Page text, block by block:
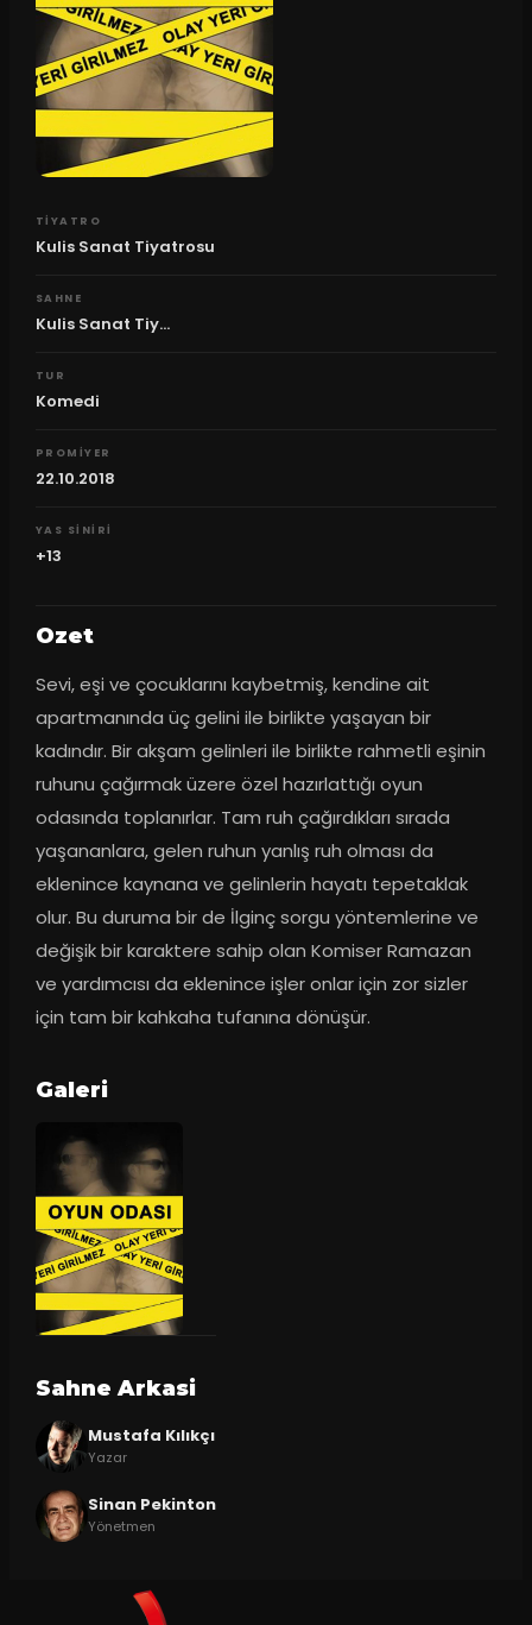
TIYATRO
Kulis Sanat Tiyatrosu
SAHNE
Kulis Sanat Tiy...
TUR
Komedi
PROMIYER
22.10.2018
YAS SINIRI
+13
Ozet
Sevi, eşi ve çocuklarını kaybetmiş, kendine ait
apartmanında üç gelini ile birlikte yaşayan bir
kadındır. Bir akşam gelinleri ile birlikte rahmetli eşinin
ruhunu çağırmak üzere özel hazırlattığı oyun
odasında toplanırlar. Tam ruh çağırdıkları sırada
yaşananlara, gelen ruhun yanlış ruh olması da
eklenince kaynana ve gelinlerin hayatı tepetaklak
olur. Bu duruma bir de İlginç sorgu yöntemlerine ve
değişik bir karaktere sahip olan Komiser Ramazan
ve yardımcısı da eklenince işler onlar için zor sizler
için tam bir kahkaha tufanına dönüşür.
Galeri
Sahne Arkasi
Mustafa Kılıkçı
Yazar
Sinan Pekinton
Yönetmen